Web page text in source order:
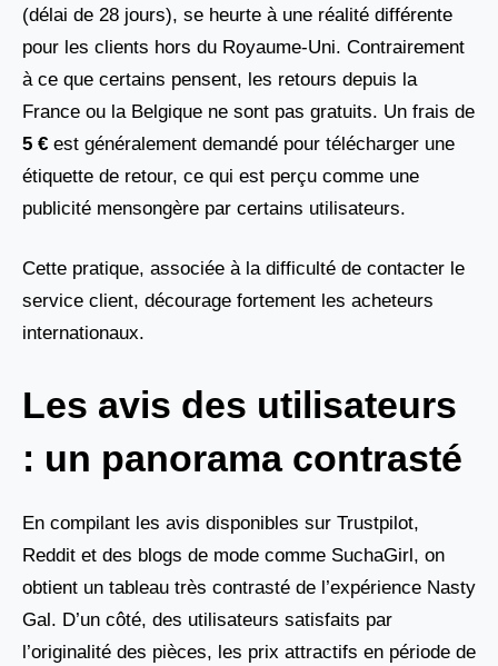
(délai de 28 jours), se heurte à une réalité différente
pour les clients hors du Royaume-Uni. Contrairement
à ce que certains pensent, les retours depuis la
France ou la Belgique ne sont pas gratuits. Un frais de
5 € est généralement demandé pour télécharger une
étiquette de retour, ce qui est perçu comme une
publicité mensongère par certains utilisateurs.
Cette pratique, associée à la difficulté de contacter le
service client, décourage fortement les acheteurs
internationaux.
Les avis des utilisateurs
: un panorama contrasté
En compilant les avis disponibles sur Trustpilot,
Reddit et des blogs de mode comme SuchaGirl, on
obtient un tableau très contrasté de l’expérience Nasty
Gal. D’un côté, des utilisateurs satisfaits par
l’originalité des pièces, les prix attractifs en période de